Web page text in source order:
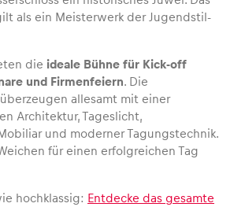
als ein Meisterwerk der Jugendstil-
die ideale Bühne für Kick-off
und Firmenfeiern. Die
allesamt mit einer
Architektur, Tageslicht,
und moderner Tagungstechnik.
für einen erfolgreichen Tag
hochklassig: Entdecke das gesamte